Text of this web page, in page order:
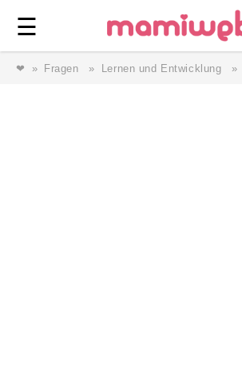
☰ ⎯ Wir lieben Familie ⎯
❤ Fragen Lernen und Entwicklung